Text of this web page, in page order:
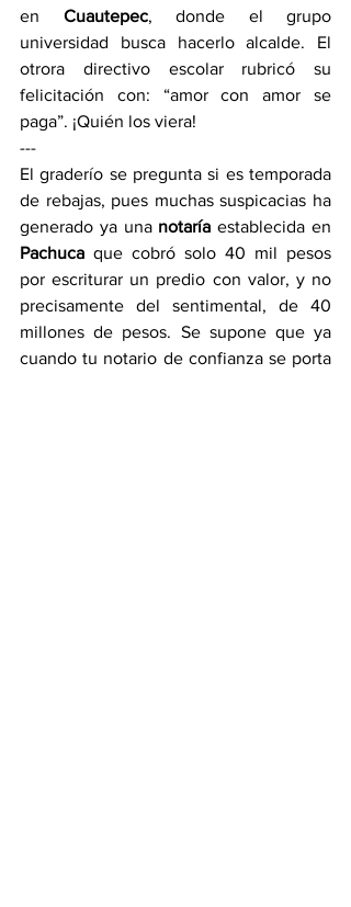
en Cuautepec, donde el grupo
universidad busca hacerlo alcalde. El
otrora directivo escolar rubricó su
felicitación con: “amor con amor se
paga”. ¡Quién los viera!
---
El graderío se pregunta si es temporada
de rebajas, pues muchas suspicacias ha
generado ya una notaría
Pachuca que cobró solo 40 mil pesos
por escriturar un predio con valor, y no
precisamente del sentimental, de 40
millones de pesos. Se supone que ya
cuando tu notario de confianza se porta